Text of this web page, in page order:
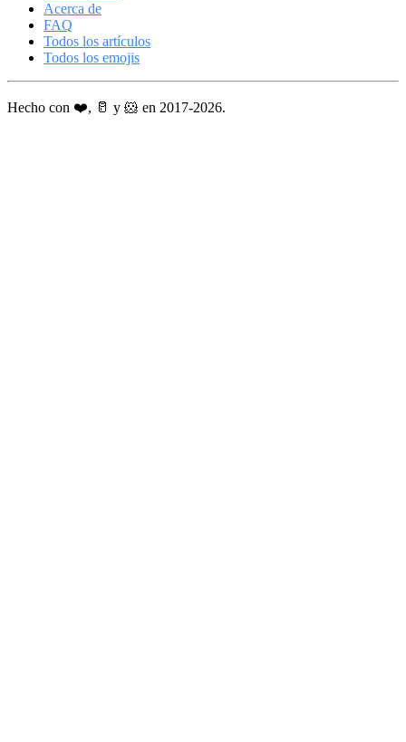
Acerca de
FAQ
Todos los artículos
Todos los emojis
Hecho con ❤️, 🥛 y 🐹 en 2017-2026.